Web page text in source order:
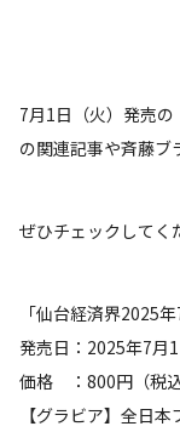
7月1日（火）発売
の関連記事や斉藤ブ
ぜひチェックしてく
「仙台経済界2025年
発売日：2025年7月1
価格 ：800円（税込
【グラビア】全日